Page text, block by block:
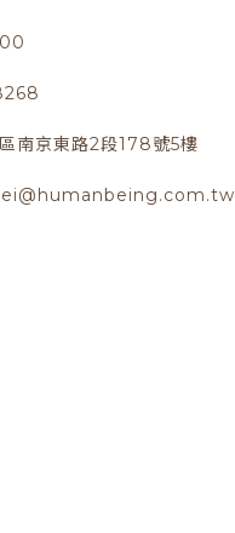
南京東路2段178號5樓